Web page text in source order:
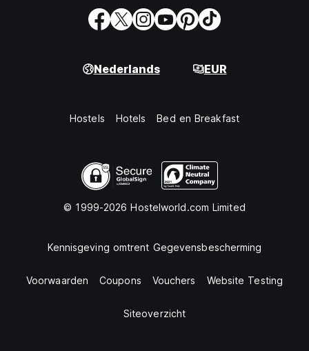
Nederlands EUR
Hostels Hotels Bed en Breakfast
© 1999-2026 Hostelworld.com Limited
Kennisgeving omtrent Gegevensbescherming
Voorwaarden Coupons Vouchers Website Testing
Siteoverzicht